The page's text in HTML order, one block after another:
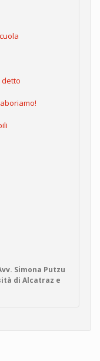
detto
Simona Putzu
di Alcatraz e